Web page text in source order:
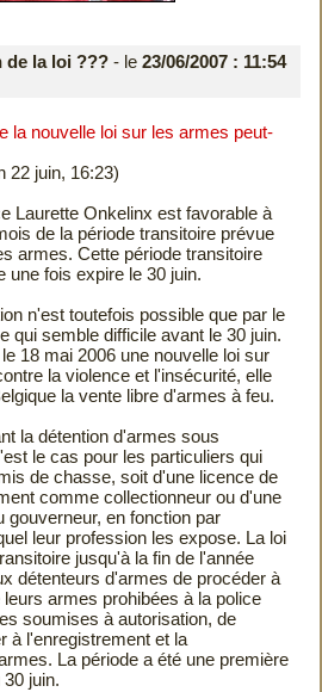
de la loi ??? - le 23/06/2007 : 11:54
la nouvelle loi sur les armes peut-
22 juin, 16:23)
Laurette Onkelinx est favorable à
de la période transitoire prévue
armes. Cette période transitoire
une fois expire le 30 juin.
n'est toutefois possible que par le
qui semble difficile avant le 30 juin.
18 mai 2006 une nouvelle loi sur
la violence et l'insécurité, elle
la vente libre d'armes à feu.
la détention d'armes sous
le cas pour les particuliers qui
de chasse, soit d'une licence de
comme collectionneur ou d'une
gouverneur, en fonction par
leur profession les expose. La loi
jusqu'à la fin de l'année
détenteurs d'armes de procéder à
armes prohibées à la police
soumises à autorisation, de
à l'enregistrement et la
La période a été une première
juin.